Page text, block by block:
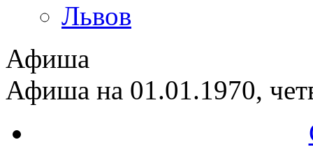
Львов
Афиша
Афиша на 01.01.1970,